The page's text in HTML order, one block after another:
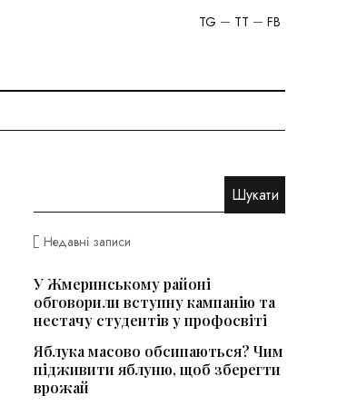
FB
TT
TG
Недавні записи
У Жмеринському районі
обговорили вступну кампанію та
нестачу студентів у профосвіті
Яблука масово обсипаються? Чим
підживити яблуню, щоб зберегти
врожай